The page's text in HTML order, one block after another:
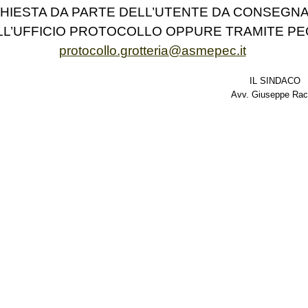
DA PARTE DELL’UTENTE DA
PROTOCOLLO OPPURE TRAMITE
protocollo.grotteria@asmepec.it
IL SINDACO
Giuseppe